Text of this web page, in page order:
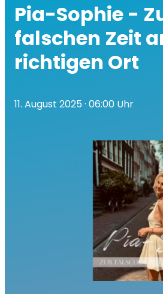
Pia-Sophie -
falschen Zeit
richtigen Ort
11. August 2025 · 06:00 Uhr